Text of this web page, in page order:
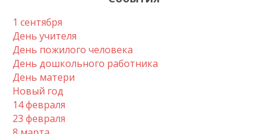
1 сентября
День учителя
День пожилого человека
День дошкольного работника
День матери
Новый год
14 февраля
23 февраля